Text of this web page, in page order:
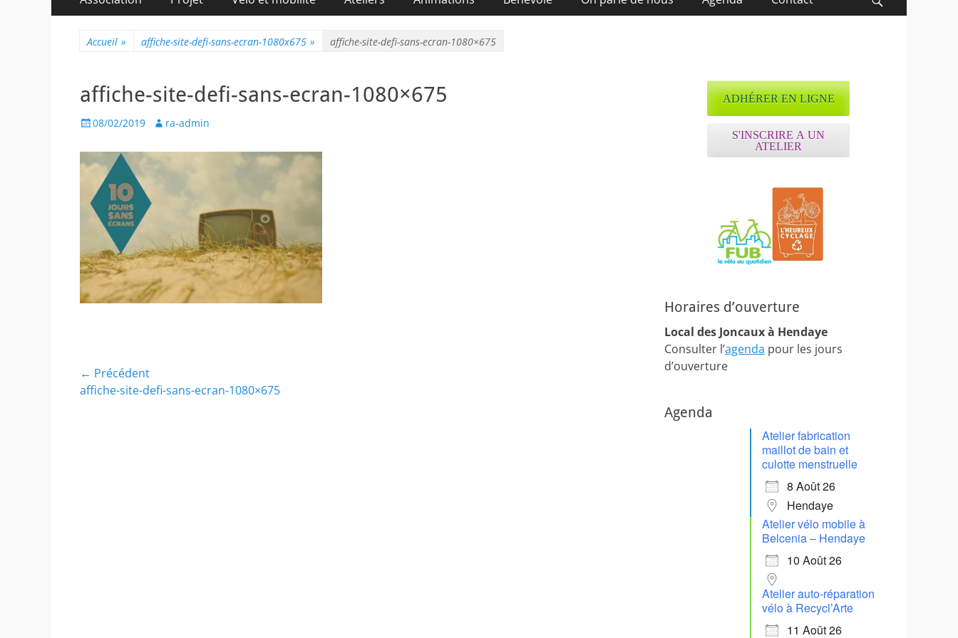
principal
Accueil » affiche-site-defi-sans-ecran-1080x675 » affiche-site-defi-sans-ecran-1080×675
affiche-site-defi-sans-ecran-1080×675
Posted
08/02/2019 Author
ra-admin
Navigation
de
← Précédent
Article
affiche-site-defi-sans-ecran-1080×675
ADHÉRER EN LIGNE
S'INSCRIRE A UN
ATELIER
Horaires d’ouverture
Local des Joncaux à Hendaye
Consulter l’agenda pour les jours
d’ouverture
Agenda
Atelier fabrication
maillot de bain et
culotte menstruelle
8 Août 26
Hendaye
Atelier vélo mobile à
Belcenia – Hendaye
10 Août 26
Atelier auto-réparation
vélo à Recycl’Arte
11 Août 26